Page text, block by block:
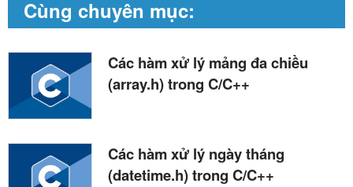
Cùng chuyên mục:
Các hàm xử lý mảng đa chiều
(array.h) trong C/C++
Các hàm xử lý ngày tháng
(datetime.h) trong C/C++